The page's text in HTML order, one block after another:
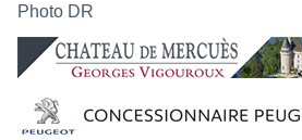
Photo DR